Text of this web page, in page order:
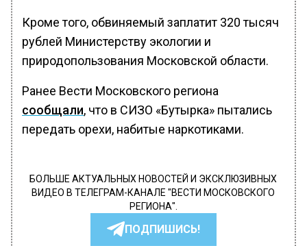
Кроме того, обвиняемый заплатит 320 тысяч
рублей Министерству экологии и
природопользования Московской области.
Ранее Вести Московского региона
сообщали, что в СИЗО «Бутырка» пытались
передать орехи, набитые наркотиками.
БОЛЬШЕ АКТУАЛЬНЫХ НОВОСТЕЙ И ЭКСКЛЮЗИВНЫХ
ВИДЕО В ТЕЛЕГРАМ-КАНАЛЕ "ВЕСТИ МОСКОВСКОГО
РЕГИОНА".
ПОДПИШИСЬ!